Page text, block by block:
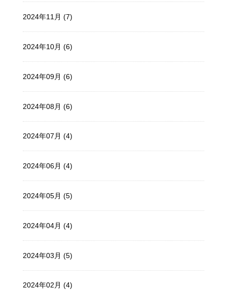
2024年11月 (7)
2024年10月 (6)
2024年09月 (6)
2024年08月 (6)
2024年07月 (4)
2024年06月 (4)
2024年05月 (5)
2024年04月 (4)
2024年03月 (5)
2024年02月 (4)